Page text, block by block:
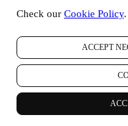
Check our Cookie Policy.
ACCEPT
grupo Le Creuset, que es
domicilio social en
designado como
número de IVA
08007 Barcelona, España),
corresponsabilidad que
(a) Le Creuset Group AG
rige el marketing y la